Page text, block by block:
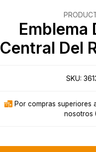
Emblema
Central Del
SKU:
Por compras superiores
nosotros